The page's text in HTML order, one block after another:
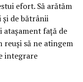
efort. Să arătăm
şi de bătrânii
ataşament faţă de
reuşi să ne atingem
integrare